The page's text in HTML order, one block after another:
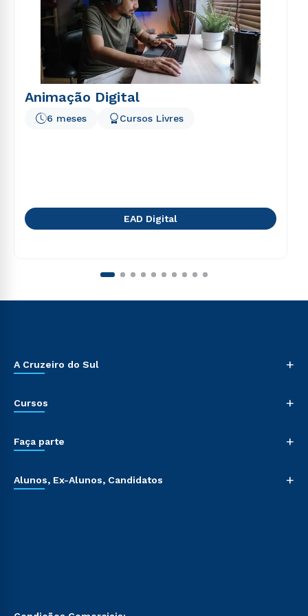
Animação Digital
6 meses Cursos Livres
EAD Digital
A Cruzeiro do Sul +
Cursos +
Faça parte +
Alunos, Ex-Alunos, Candidatos +